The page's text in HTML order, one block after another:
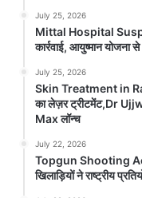
CG Cabinet
कैबिनेट के बड़े
July 25, 2026
Mittal Hospital
कार्रवाई, आयुष्मान योजना
July 25, 2026
Skin Treatment in
का लेज़र ट्रीटमेंट,Dr
Max लॉन्च
July 22, 2026
Topgun Shooting
खिलाड़ियों ने राष्ट्रीय